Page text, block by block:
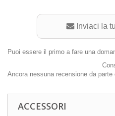
Inviaci la
Puoi essere il primo a fare una
Ancora nessuna recensione da parte
ACCESSORI